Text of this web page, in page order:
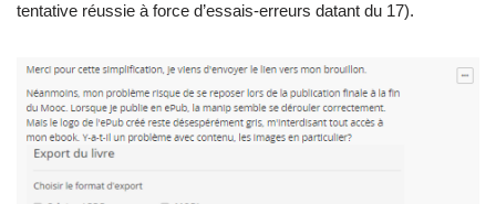
tentative réussie à force d’essais-erreurs datant du 17).